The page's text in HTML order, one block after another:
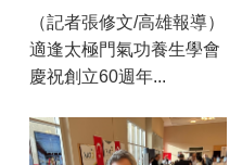
（記者張修文/高雄報導）
適逢太極門氣功養生學會
慶祝創立60週年...